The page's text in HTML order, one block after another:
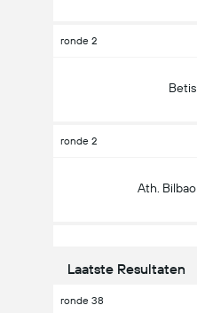
ronde 2
Betis
ronde 2
Ath. Bilbao
Laatste Resultaten
ronde 38